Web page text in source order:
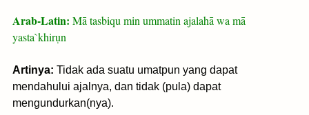
Arab-Latin: Mā tasbiqu min ummatin ajalahā wa mā
yasta`khirụn
Artinya: Tidak ada suatu umatpun yang dapat
mendahului ajalnya, dan tidak (pula) dapat
mengundurkan(nya).